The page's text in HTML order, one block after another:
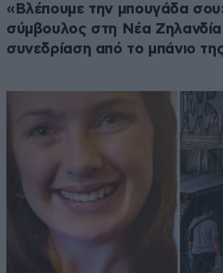
«Βλέπουμε την μπουγάδα
σύμβουλος στη Νέα
συνεδρίαση από το μπάνιο